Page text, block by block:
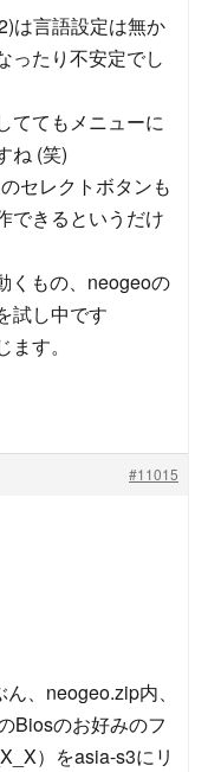
は言語設定は無か
ったり不安定でし
ててもメニューに
ね (笑)
セレクトボタンも
できるというだけ
くもの、neogeoの
試し中です
す。
#11015
、neogeo.zip内、
Biosのお好みのフ
）をasia-s3にリ